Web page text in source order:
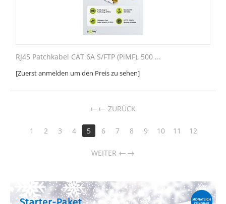
RJ45 Patchkabel CAT 6A S/FTP (PiMF), 500 ...
[Zuerst anmelden um den Preis zu sehen]
← ZURÜCK
1 2 3 4 5 6 7 8 9 10 11 12
WEITER →